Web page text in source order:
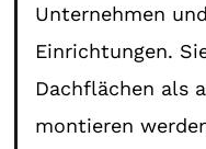
Unternehmen
Einrichtungen.
Dachflächen als
montieren